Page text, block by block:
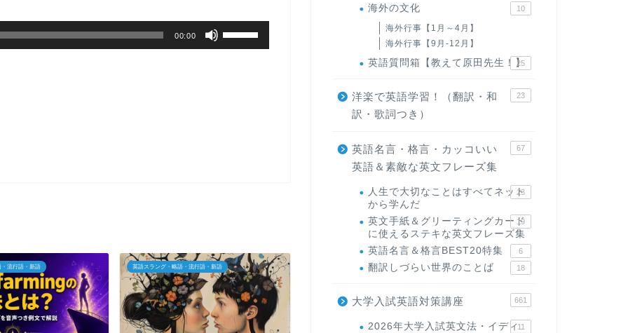
00:00
ボ
リ
印
キ
ー
を
流行語・新語 英語スラング・略語・流行語・新語
海外の文化 10
海外行事【1月～4月】
海外行事【9月-12月】
英語質問箱【教えて原田先生！】
25
洋楽で英語学習！（翻訳・和
訳・歌詞つき）
23
英語名言・格言・カッコいい
英語＆素敵な英文フレーズ集
67
人生で大切なことはすべてネット
から学んだ
23
英文手紙＆グリーティングカード
に使えるステキな英文フレーズ集
19
英語名言＆格言BEST20特集 6
翻訳しづらい世界のことば 18
大学入試英語対策講座 661
2026年大学入試英文法・イディ11